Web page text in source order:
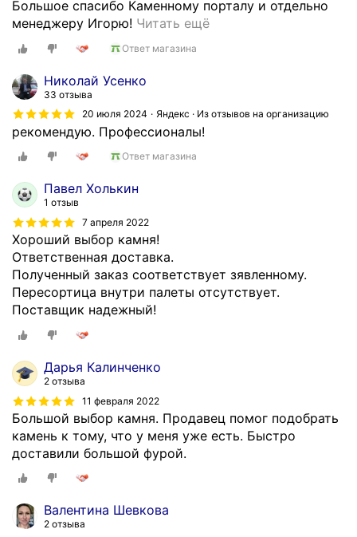
Большое спасибо Каменному порталу и отдельно
менеджеру Игорю! Читать ещёЗ
ы
ь
б
р
Ответ магазина
Николай Усенко
33 отзыва
20 июля 2024
Яндекс · Из отзывов на организацию
рекомендую. Профессионалы!
Ответ магазина
Павел Холькин
1 отзыв
7 апреля 2022
Хороший выбор камня!
Ответственная доставка.
Полученный заказ соответствует зявленному.
Пересортица внутри палеты отсутствует.
Поставщик надежный!
Дарья Калинченко
2 отзыва
11 февраля 2022
Большой выбор камня. Продавец помог подобрать
камень к тому, что у меня уже есть. Быстро
доставили большой фурой.
Валентина Шевкова
2 отзыва